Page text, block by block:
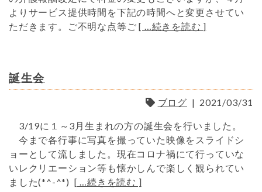
よりサービス提供時間を下記の時間へと変更させてい
ただきます。ご不明な点等ご[ …続きを読む ]
誕生会
ブログ | 2021/03/31
3/19に１～3月生まれの方の誕生会を行いました。
今まで各行事に写真を撮っていた映像をスライドシ
ョーとして流しました。現在コロナ禍にて行っていな
いレクリエーション等も懐かしんで楽しく観られてい
ました(*^-^*) [ …続きを読む ]